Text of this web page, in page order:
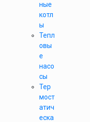
ные
котл
ы
Тепл
овы
е
насо
сы
Тер
мост
атич
еска